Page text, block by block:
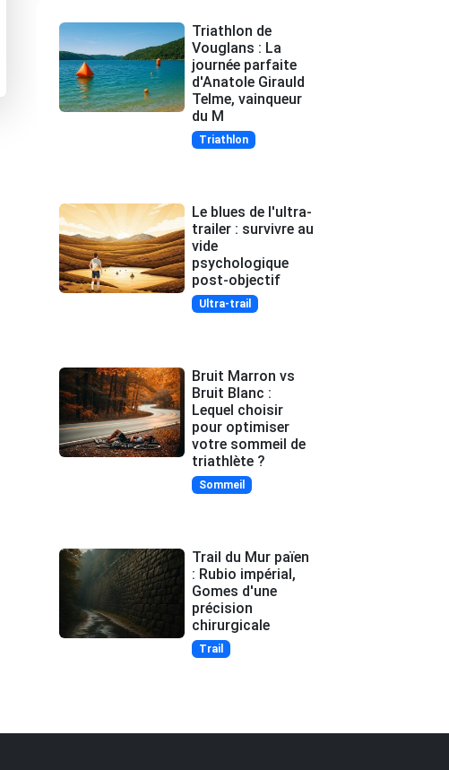
Triathlon de
Vouglans : La
journée parfaite
d'Anatole Girauld
Telme, vainqueur
du M
Triathlon
Le blues de l'ultra-
trailer : survivre au
vide
psychologique
post-objectif
Ultra-trail
Bruit Marron vs
Bruit Blanc :
Lequel choisir
pour optimiser
votre sommeil de
triathlète ?
Sommeil
Trail du Mur païen
: Rubio impérial,
Gomes d'une
précision
chirurgicale
Trail